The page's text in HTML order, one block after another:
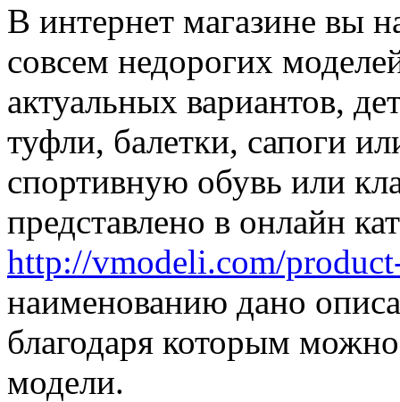
В интернет магазине вы
совсем недорогих
актуальных вариантов,
туфли, балетки, сапоги
спортивную обувь или
представлено в онлайн
http://vmodeli.com/
наименованию дано
благодаря которым
модели.